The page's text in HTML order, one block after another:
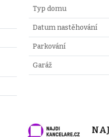
Typ domu
Datum nastěhování
Parkování
Garáž